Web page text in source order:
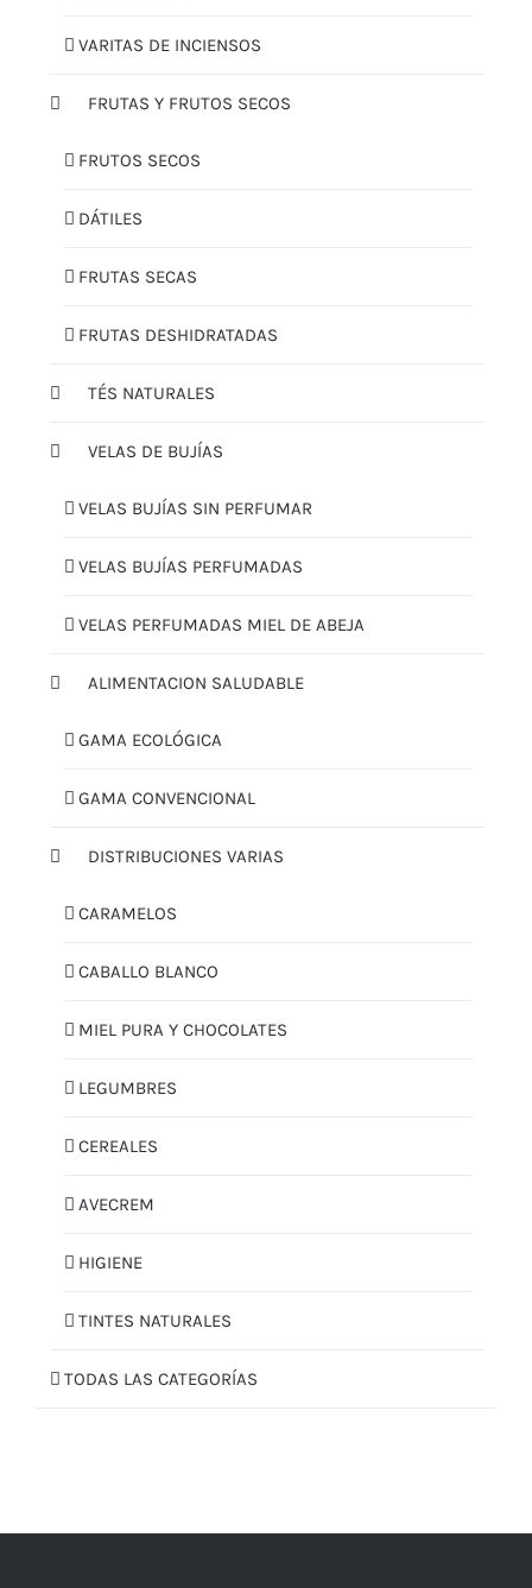
VARITAS DE INCIENSOS
FRUTAS Y FRUTOS SECOS
FRUTOS SECOS
DÁTILES
FRUTAS SECAS
FRUTAS DESHIDRATADAS
TÉS NATURALES
VELAS DE BUJÍAS
VELAS BUJÍAS SIN PERFUMAR
VELAS BUJÍAS PERFUMADAS
VELAS PERFUMADAS MIEL DE ABEJA
ALIMENTACION SALUDABLE
GAMA ECOLÓGICA
GAMA CONVENCIONAL
DISTRIBUCIONES VARIAS
CARAMELOS
CABALLO BLANCO
MIEL PURA Y CHOCOLATES
LEGUMBRES
CEREALES
AVECREM
HIGIENE
TINTES NATURALES
TODAS LAS CATEGORÍAS